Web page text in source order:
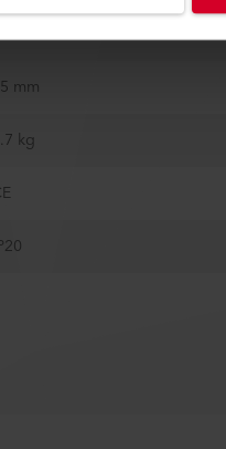
mm
mm
kg